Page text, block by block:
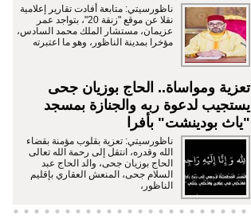
ناظورسيتي: متابعة أفادت تقارير إعلامية
نقلا عن موقع "زنقة 20"، بتواجد عمر
عزيمان، مستشار الملك محمد السادس،
مؤخرا بمدينة الناظور، وهو ما اعتبرته
تعزية ومواساة.. الحاج بوزيان جحى
يستجيب لدعوة ربه والجنازة بمسجد
"ياث بودينشت" بأفرا
ناظورسيتي: تعزية بقلوب مؤمنة بقضاء
الله وقدره، انتقل إلى رحمة الله تعالى
الحاج بوزيان جحى، والد الحاج عبد
السلام جحى، المنعش العقاري بإقليم
الناظور،